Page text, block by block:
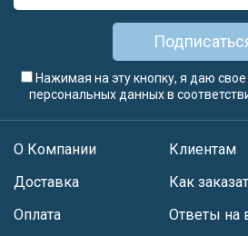
Нажимая на эту кнопку, я даю
персональных данных в
О Компании
Доставка
Оплата
Клиентам
Как
Ответы на